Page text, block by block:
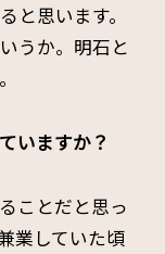
と思います。
うか。明石と
いますか？
ことだと思っ
業していた頃